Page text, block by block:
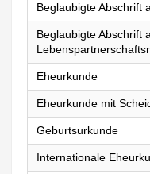
Beglaubigte Abschrift
Beglaubigte Abschrift
Eheurkunde
Eheurkunde mit
Geburtsurkunde
Internationale